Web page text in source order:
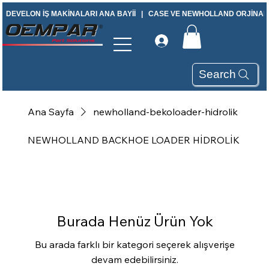
DEVELON İŞ MAKİNALARI ANA BAYİİ   |   CASE VE NEWHOLLAND
Search
Ana Sayfa newholland-bekoloader-hidrolik
NEWHOLLAND BACKHOE LOADER HİDROLİK
Burada Henüz Ürün Yok
Bu arada farklı bir kategori seçerek alışverişe
devam edebilirsiniz.